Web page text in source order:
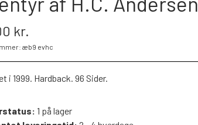
KINDERÆG TILBEHØR
MINI-KØBMANDSVARER
PEZ DISPENSERE
SMÅ FIGURER
TROLDE FIGURER
kr.
æb9 evhc
i 1999. Hardback. 96 Sider.
1 på lager